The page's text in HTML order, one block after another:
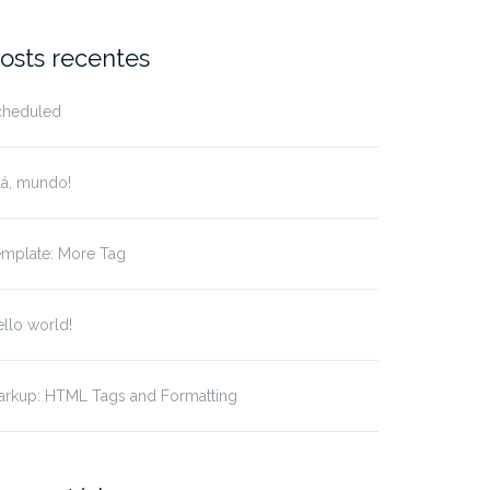
recentes
mundo!
More Tag
world!
HTML Tags and Formatting